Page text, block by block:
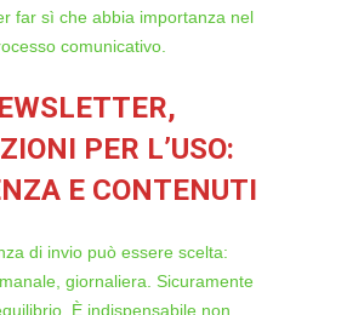
far sì che abbia importanza nel
comunicativo.
PER L’USO:
E CONTENUTI
di invio può essere scelta:
giornaliera. Sicuramente
È indispensabile non